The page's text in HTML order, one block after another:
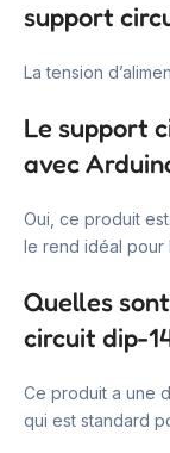
support
La tension
Le support
avec
Oui, ce produit
le rend idéal pour
Quelles
circuit dip-
Ce produit a une
qui est standard